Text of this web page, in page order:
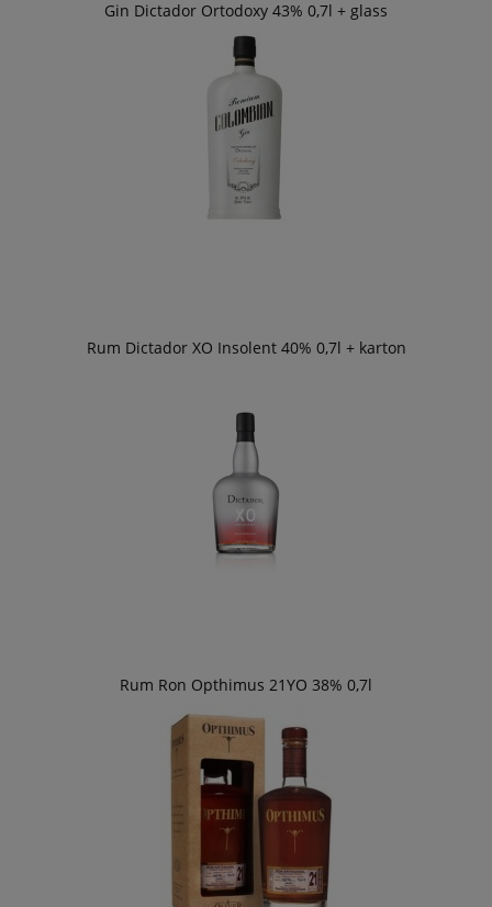
Gin Dictador Ortodoxy 43% 0,7l + glass
Rum Dictador XO Insolent 40% 0,7l + karton
Rum Ron Opthimus 21YO 38% 0,7l